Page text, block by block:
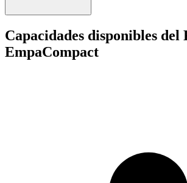
Capacidades disponibles del
EmpaCompact